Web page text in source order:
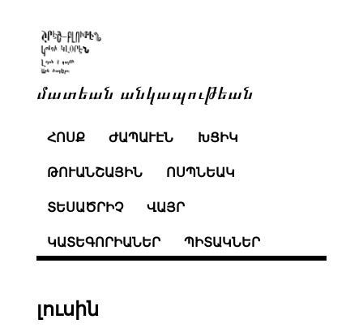
մատեան անկապութեան
ՀՈՍՔ ԺԱՊԱՒԷՆ ԽՑԻԿ
ԹՈՒԱՆՇԱՅԻՆ ՈՍՊՆԵԱԿ
ՏԵՍԱԾՐԻՉ ՎԱՅՐ
ԿԱՏԵԳՈՐԻԱՆԵՐ ՊԻՏԱԿՆԵՐ
լուսին